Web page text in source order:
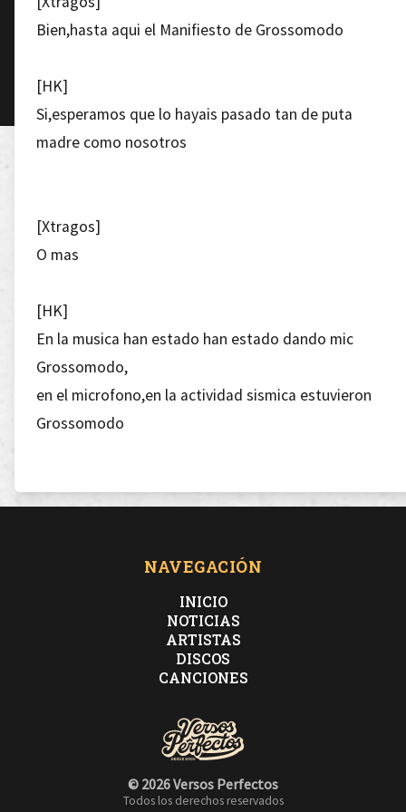
Bien,hasta aqui el Manifiesto de Grossomodo
[HK]
Si,esperamos que lo hayais pasado tan de puta
madre como nosotros
[Xtragos]
O mas
[HK]
En la musica han estado han estado dando mic
Grossomodo,
en el microfono,en la actividad sismica estuvieron
Grossomodo
[Xtragos]
Yeahhh Huellas de Barro,
en la Contracultura han estado Dani Ro,
acompañandonos,gran colega,gran participacion de
escucha,yeah Welelo Zamora tambien estuvo por ahi.
En las rascadas Kid Nacho,
NAVEGACIÓN
INICIO
NOTICIAS
ARTISTAS
DISCOS
CANCIONES
© 2026 Versos Perfectos
Todos los derechos reservados